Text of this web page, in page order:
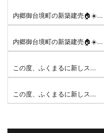
内郷御台境町の新築建売🏠☀️...
内郷御台境町の新築建売🏠☀️...
この度、ふくまるに新しス...
この度、ふくまるに新しス...